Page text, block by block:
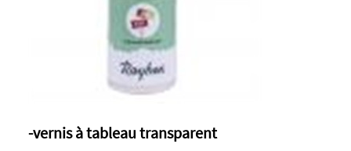
-vernis à tableau transparent